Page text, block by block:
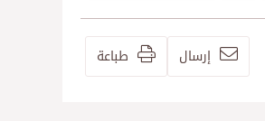
إرسال طباعة